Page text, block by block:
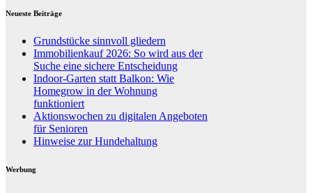
Neueste Beiträge
Grundstücke sinnvoll gliedern
Immobilienkauf 2026: So wird aus der
Suche eine sichere Entscheidung
Indoor-Garten statt Balkon: Wie
Homegrow in der Wohnung
funktioniert
Aktionswochen zu digitalen Angeboten
für Senioren
Hinweise zur Hundehaltung
Werbung